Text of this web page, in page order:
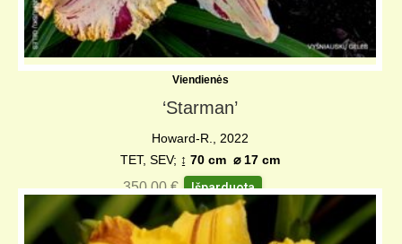
Viendienės
‘Starman’
Howard-R., 2022
TET, SEV; ↨ 70 cm ⌀17 cm
350,00€ Išparduota